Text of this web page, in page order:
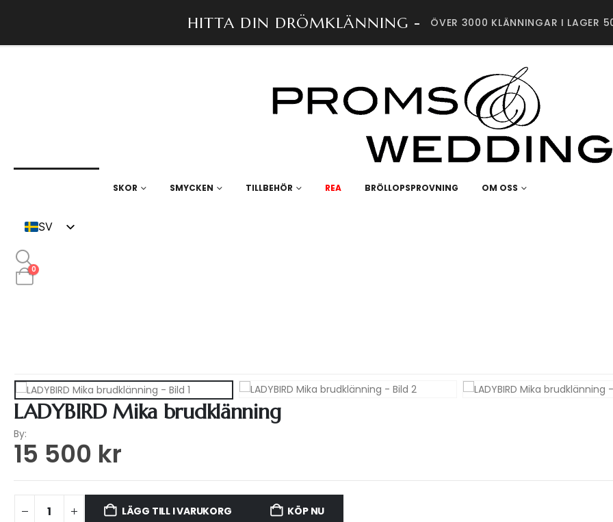
HITTA DIN DRÖMKLÄNNING - ÖVER 3000 KLÄNNINGAR I LAGER
SKOR SMYCKEN TILLBEHÖR REA BRÖLLOPSPROVNING OM OSS
SV
0
LADYBIRD Mika brudklänning
By:
15 500 kr
LÄGG TILL I VARUKORG KÖP NU